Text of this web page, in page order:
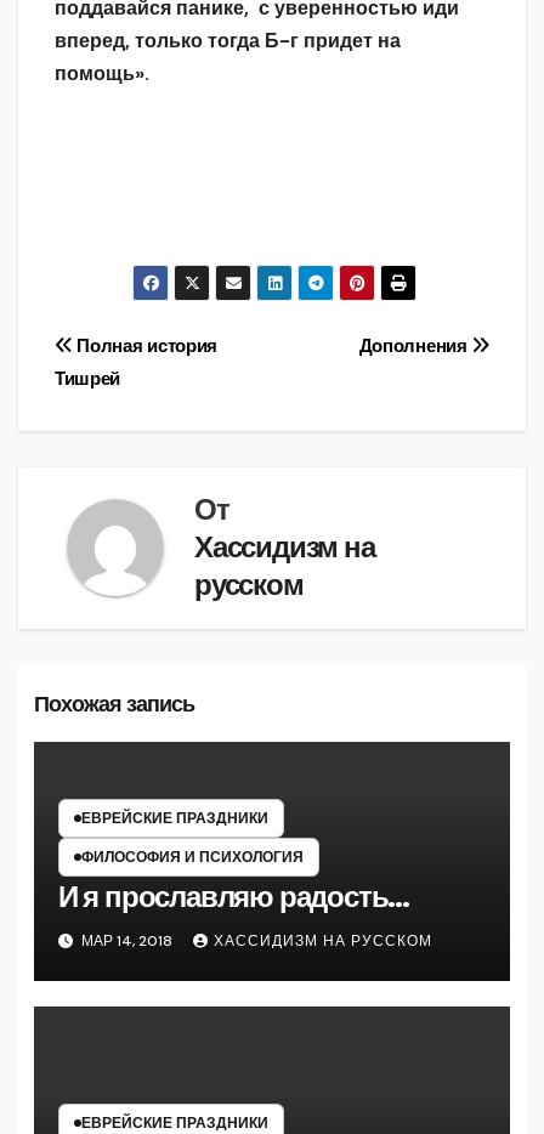
поддавайся панике, с уверенностью иди
вперед, только тогда Б-г придет на
помощь».
Навигация
по
Дополнения
Полная история
Тишрей
От
Хассидизм на
русском
Похожая запись
ЕВРЕЙСКИЕ ПРАЗДНИКИ
ФИЛОСОФИЯ И ПСИХОЛОГИЯ
И я прославляю радость…
МАР 14, 2018 ХАССИДИЗМ НА РУССКОМ
ЕВРЕЙСКИЕ ПРАЗДНИКИ